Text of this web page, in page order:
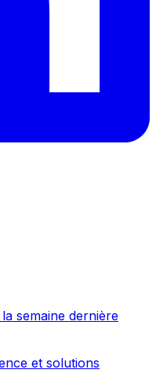
semaine dernière
et solutions